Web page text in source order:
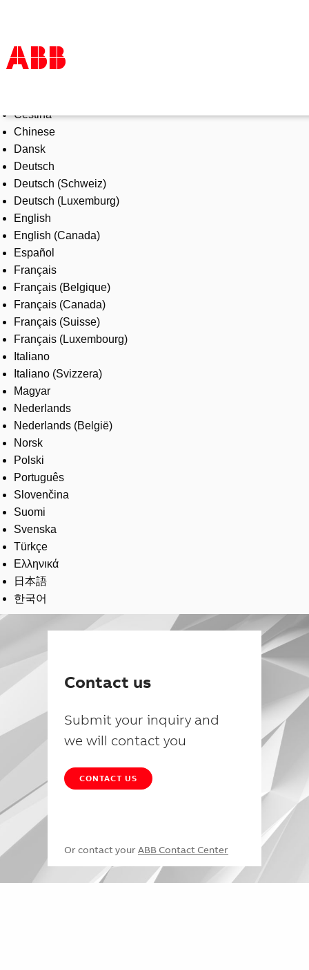
Products & Solutions
Industries
Services
About us
Where to buy
Contact us
Careers
Čeština
Chinese
Dansk
Deutsch
Deutsch (Schweiz)
Deutsch (Luxemburg)
English
English (Canada)
Español
Français
Français (Belgique)
Français (Canada)
Français (Suisse)
Français (Luxembourg)
Italiano
Italiano (Svizzera)
Magyar
Nederlands
Nederlands (België)
Norsk
Polski
Português
Slovenčina
Suomi
Svenska
Türkçe
Ελληνικά
日本語
한국어
Contact us
Submit your inquiry and
we will contact you
CONTACT US
Or contact your ABB Contact Center